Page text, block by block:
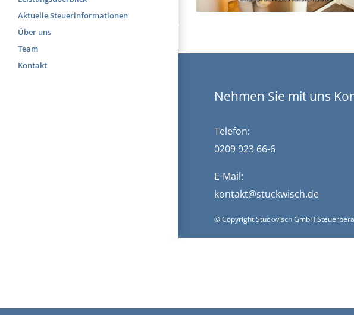
Aktuelle Steuerinformationen
Über uns
Team
Kontakt
Nehmen Sie mit uns
Telefon:
0209 923 66-6
E-Mail:
kontakt@stuckwisch.de
© Copyright Stuckwisch GmbH